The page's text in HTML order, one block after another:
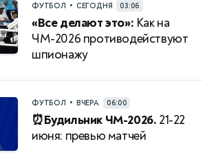
ФУТБОЛ • СЕГОДНЯ 03:06
«Все делают это»: Как на
ЧМ-2026 противодействуют
шпионажу
ФУТБОЛ • ВЧЕРА 06:00
⏰Будильник ЧМ-2026. 21-22
июня: превью матчей